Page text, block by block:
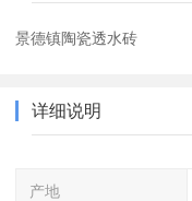
景德镇陶瓷透水砖
详细说明
产地